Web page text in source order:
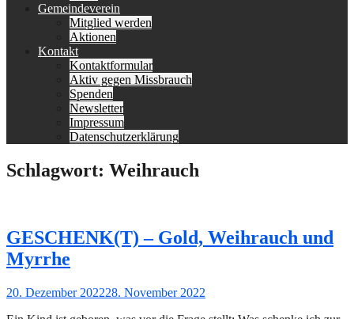
Gemeindeverein
Mitglied werden
Aktionen
Kontakt
Kontaktformular
Aktiv gegen Missbrauch
Spenden
Newsletter
Impressum
Datenschutzerklärung
Schlagwort: Weihrauch
GESCHENK(T) – Gold, Weihrauch und
Myrrhe
Gepostet
20. Dezember 202228. November 2022